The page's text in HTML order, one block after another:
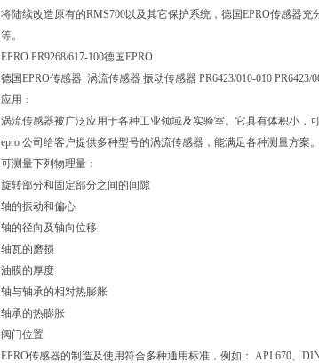
将陆续改造原有的RMS700以及其它保护系统，德国EPRO传感器
等。
EPRO PR9268/617-100德国EPRO
德国EPRO传感器 涡流传感器 振动传感器 PR6423/010-010 PR6423/
应用：
涡流传感器被广泛应用于各种工业领域及实验室。它具有体积小，
epro 公司给客户提供多种型号的涡流传感器，能满足各种测量方案。
可测量下列物理量：
旋转部分和固定部分之间的间隙
轴的振动和偏心
轴的径向及轴向位移
轴瓦的磨损
油膜的厚度
轴与轴承的相对热膨胀
轴承的热膨胀
阀门位置
EPRO传感器的制造及使用符合多种通用标准，例如： API 670、DIN